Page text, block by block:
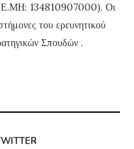
134810907000). Οι
του ερευνητικού
Σπουδών .